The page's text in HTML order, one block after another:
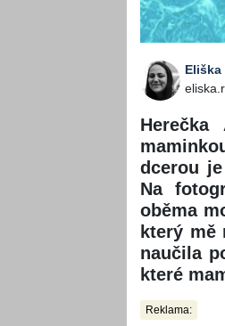
Eliška
dcerou
Na
oběma
který mě
naučila
které
Reklama: